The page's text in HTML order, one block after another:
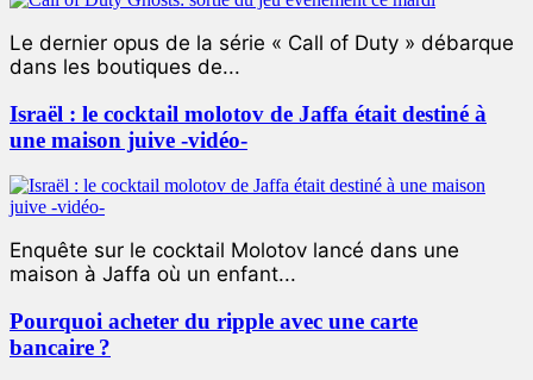
Le dernier opus de la série « Call of Duty » débarque
dans les boutiques de...
Israël : le cocktail molotov de Jaffa était destiné à
une maison juive -vidéo-
Enquête sur le cocktail Molotov lancé dans une
maison à Jaffa où un enfant...
Pourquoi acheter du ripple avec une carte
bancaire ?